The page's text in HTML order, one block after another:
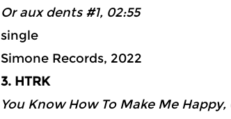
Or aux dents #1, 02:55
single
Simone Records, 2022
3. HTRK
You Know How To Make Me Happy,